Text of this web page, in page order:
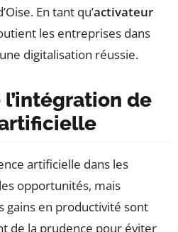
En tant qu’activateur
les entreprises dans
digitalisation réussie.
de
artificielle dans les
opportunités, mais
gains en productivité sont
de la prudence pour éviter